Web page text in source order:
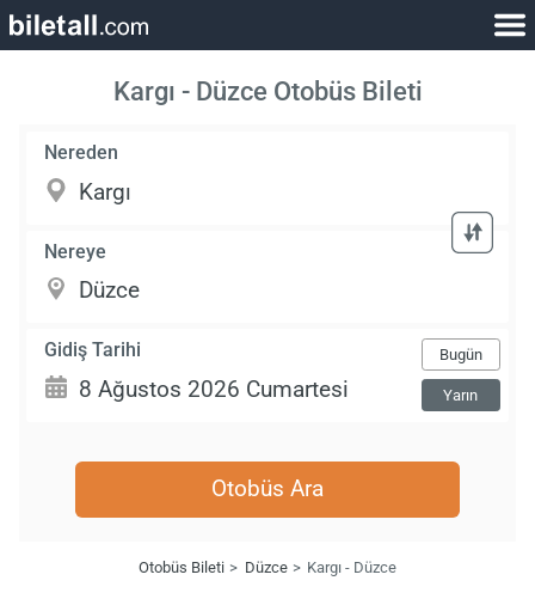
Kargı - Düzce Otobüs Bileti
Nereden
Nereye
Gidiş Tarihi Bugün
Yarın
Otobüs Ara
Otobüs Bileti Düzce Kargı - Düzce